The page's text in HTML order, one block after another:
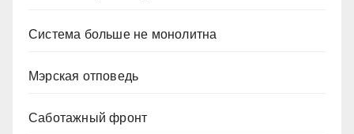
Система больше не монолитна
Мэрская отповедь
Саботажный фронт